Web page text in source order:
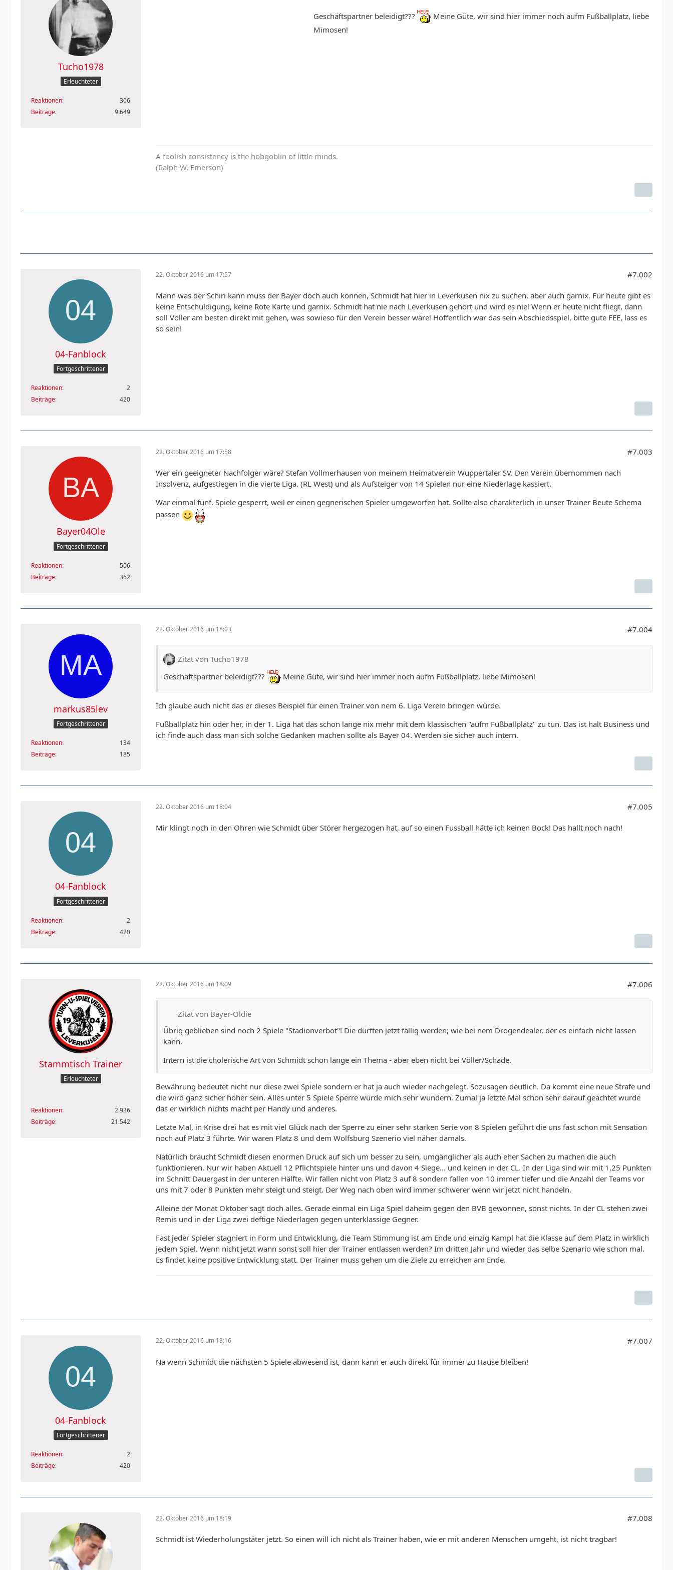
Tucho1978
Erleuchteter
Reaktionen
306
Beiträge
9.649
Geschäftspartner beleidigt???
Meine Güte, wir sind hier immer noch aufm Fußballplatz, liebe
Mimosen!
A foolish consistency is the hobgoblin of little minds.
(Ralph W. Emerson)
04-Fanblock
Fortgeschrittener
Reaktionen
2
Beiträge
420
22. Oktober 2016 um 17:57 #7.002
Mann was der Schiri kann muss der Bayer doch auch können, Schmidt hat hier in Leverkusen nix zu suchen, aber auch garnix. Für heute gibt es
keine Entschuldigung, keine Rote Karte und garnix. Schmidt hat nie nach Leverkusen gehört und wird es nie! Wenn er heute nicht fliegt, dann
soll Völler am besten direkt mit gehen, was sowieso für den Verein besser wäre! Hoffentlich war das sein Abschiedsspiel, bitte gute FEE, lass es
so sein!
Bayer04Ole
Fortgeschrittener
Reaktionen
506
Beiträge
362
22. Oktober 2016 um 17:58 #7.003
Wer ein geeigneter Nachfolger wäre? Stefan Vollmerhausen von meinem Heimatverein Wuppertaler SV. Den Verein übernommen nach
Insolvenz, aufgestiegen in die vierte Liga. (RL West) und als Aufsteiger von 14 Spielen nur eine Niederlage kassiert.
War einmal fünf. Spiele gesperrt, weil er einen gegnerischen Spieler umgeworfen hat. Sollte also charakterlich in unser Trainer Beute Schema
passen
markus85lev
Fortgeschrittener
Reaktionen
134
Beiträge
185
22. Oktober 2016 um 18:03 #7.004
Zitat von Tucho1978
Geschäftspartner beleidigt???
Meine Güte, wir sind hier immer noch aufm Fußballplatz, liebe Mimosen!
Ich glaube auch nicht das er dieses Beispiel für einen Trainer von nem 6. Liga Verein bringen würde.
Fußballplatz hin oder her, in der 1. Liga hat das schon lange nix mehr mit dem klassischen "aufm Fußballplatz" zu tun. Das ist halt Business und
ich finde auch dass man sich solche Gedanken machen sollte als Bayer 04. Werden sie sicher auch intern.
04-Fanblock
Fortgeschrittener
Reaktionen
2
Beiträge
420
22. Oktober 2016 um 18:04 #7.005
Mir klingt noch in den Ohren wie Schmidt über Störer hergezogen hat, auf so einen Fussball hätte ich keinen Bock! Das hallt noch nach!
Stammtisch Trainer
Erleuchteter
Reaktionen
2.936
Beiträge
21.542
22. Oktober 2016 um 18:09 #7.006
Zitat von Bayer-Oldie
Übrig geblieben sind noch 2 Spiele "Stadionverbot"! Die dürften jetzt fällig werden; wie bei nem Drogendealer, der es einfach nicht lassen
kann.
Intern ist die cholerische Art von Schmidt schon lange ein Thema - aber eben nicht bei Völler/Schade.
Bewährung bedeutet nicht nur diese zwei Spiele sondern er hat ja auch wieder nachgelegt. Sozusagen deutlich. Da kommt eine neue Strafe und
die wird ganz sicher höher sein. Alles unter 5 Spiele Sperre würde mich sehr wundern. Zumal ja letzte Mal schon sehr darauf geachtet wurde
das er wirklich nichts macht per Handy und anderes.
Letzte Mal, in Krise drei hat es mit viel Glück nach der Sperre zu einer sehr starken Serie von 8 Spielen geführt die uns fast schon mit Sensation
noch auf Platz 3 führte. Wir waren Platz 8 und dem Wolfsburg Szenerio viel näher damals.
Natürlich braucht Schmidt diesen enormen Druck auf sich um besser zu sein, umgänglicher als auch eher Sachen zu machen die auch
funktionieren. Nur wir haben Aktuell 12 Pflichtspiele hinter uns und davon 4 Siege... und keinen in der CL. In der Liga sind wir mit 1,25 Punkten
im Schnitt Dauergast in der unteren Hälfte. Wir fallen nicht von Platz 3 auf 8 sondern fallen von 10 immer tiefer und die Anzahl der Teams vor
uns mit 7 oder 8 Punkten mehr steigt und steigt. Der Weg nach oben wird immer schwerer wenn wir jetzt nicht handeln.
Alleine der Monat Oktober sagt doch alles. Gerade einmal ein Liga Spiel daheim gegen den BVB gewonnen, sonst nichts. In der CL stehen zwei
Remis und in der Liga zwei deftige Niederlagen gegen unterklassige Gegner.
Fast jeder Spieler stagniert in Form und Entwicklung, die Team Stimmung ist am Ende und einzig Kampl hat die Klasse auf dem Platz in wirklich
jedem Spiel. Wenn nicht jetzt wann sonst soll hier der Trainer entlassen werden? Im dritten Jahr und wieder das selbe Szenario wie schon mal.
Es findet keine positive Entwicklung statt. Der Trainer muss gehen um die Ziele zu erreichen am Ende.
04-Fanblock
Fortgeschrittener
Reaktionen
2
Beiträge
420
22. Oktober 2016 um 18:16 #7.007
Na wenn Schmidt die nächsten 5 Spiele abwesend ist, dann kann er auch direkt für immer zu Hause bleiben!
22. Oktober 2016 um 18:19 #7.008
Schmidt ist Wiederholungstäter jetzt. So einen will ich nicht als Trainer haben, wie er mit anderen Menschen umgeht, ist nicht tragbar!